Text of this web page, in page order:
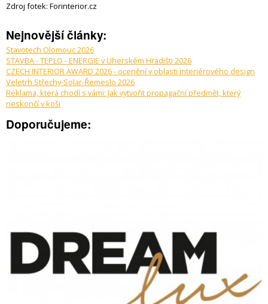
Zdroj fotek: Forinterior.cz
Nejnovější články:
Stavotech Olomouc 2026
STAVBA - TEPLO - ENERGIE v Uherském Hradišti 2026
CZECH INTERIOR AWARD 2026 - ocenění v oblasti interiérového design
Veletrh Střechy-Solar-Řemeslo 2026
Reklama, která chodí s vámi: Jak vytvořit propagační předmět, který
neskončí v koši
Doporučujeme: